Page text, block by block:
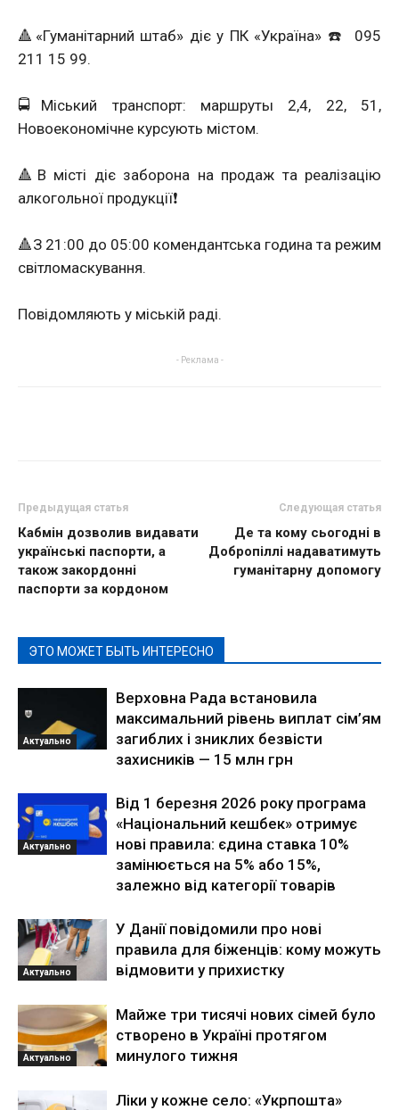
🔺«Гуманітарний штаб» діє у ПК «Україна» ☎️
095
211 15 99.
🚍Міський транспорт: маршруты 2,4, 22, 51,
Новоекономічне курсують містом.
🔺В місті діє заборона на продаж та реалізацію
алкогольної продукції❗️
🔺З 21:00 до 05:00 комендантська година та режим
світломаскування.
Повідомляють у міській раді.
- Реклама -
Предыдущая статья
Кабмін дозволив видавати
українські паспорти, а
також закордонні
паспорти за кордоном
Следующая статья
Де та кому сьогодні в
Добропіллі надаватимуть
гуманітарну допомогу
ЭТО МОЖЕТ БЫТЬ ИНТЕРЕСНО
Актуально
Верховна Рада встановила
максимальний рівень виплат сім’ям
загиблих і зниклих безвісти
захисників — 15 млн грн
Актуально
Від 1 березня 2026 року програма
«Національний кешбек» отримує
нові правила: єдина ставка 10%
замінюється на 5% або 15%,
залежно від категорії товарів
Актуально
У Данії повідомили про нові
правила для біженців: кому можуть
відмовити у прихистку
Актуально
Майже три тисячі нових сімей було
створено в Україні протягом
минулого тижня
Ліки у кожне село: «Укрпошта»